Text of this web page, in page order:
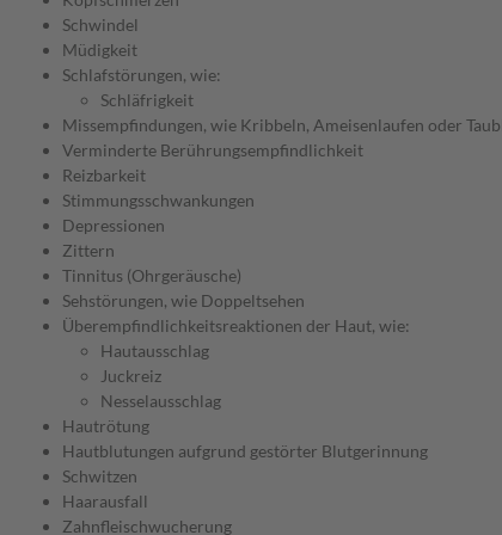
Schwindel
Müdigkeit
Schlafstörungen, wie:
Schläfrigkeit
Missempfindungen, wie Kribbeln, Ameisenlaufen oder
Verminderte Berührungsempfindlichkeit
Reizbarkeit
Stimmungsschwankungen
Depressionen
Zittern
Tinnitus (Ohrgeräusche)
Sehstörungen, wie Doppeltsehen
Überempfindlichkeitsreaktionen der Haut, wie:
Hautausschlag
Juckreiz
Nesselausschlag
Hautrötung
Hautblutungen aufgrund gestörter Blutgerinnung
Schwitzen
Haarausfall
Zahnfleischwucherung